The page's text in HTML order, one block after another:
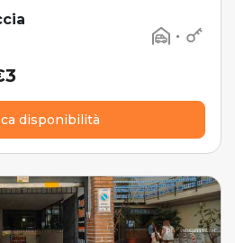
•
disponibilità